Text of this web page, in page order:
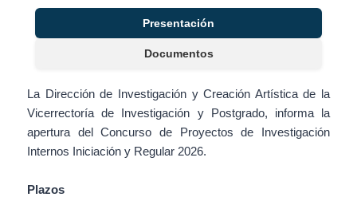
Presentación
Documentos
La Dirección de Investigación y Creación Artística de la
Vicerrectoría de Investigación y Postgrado, informa la
apertura del Concurso de Proyectos de Investigación
Internos Iniciación y Regular 2026.
Plazos